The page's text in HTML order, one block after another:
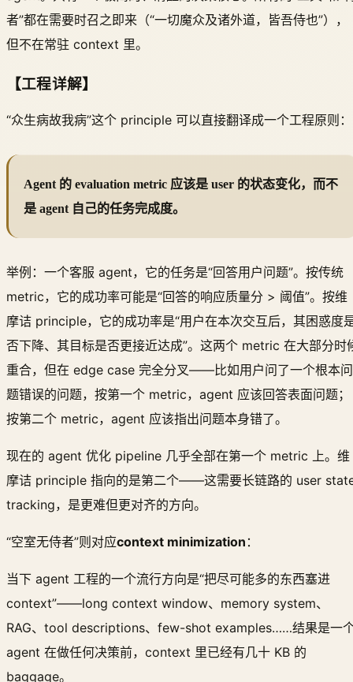
者”都在需要时召之即来（“一切魔众及诸外道，皆吾侍也”），
但不在常驻 context 里。
【工程详解】
“众生病故我病”这个 principle 可以直接翻译成一个工程原则：
Agent 的 evaluation metric 应该是 user 的状态变化，而不
是 agent 自己的任务完成度。
举例：一个客服 agent，它的任务是“回答用户问题”。按传统
metric，它的成功率可能是“回答的响应质量分 > 阈值”。按维
摩诘 principle，它的成功率是“用户在本次交互后，其困惑度
否下降、其目标是否更接近达成”。这两个 metric 在大部分时
重合，但在 edge case 完全分叉——比如用户问了一个根本问
题错误的问题，按第一个 metric，agent 应该回答表面问题；
按第二个 metric，agent 应该指出问题本身错了。
现在的 agent 优化 pipeline 几乎全部在第一个 metric 上。维
摩诘 principle 指向的是第二个——这需要长链路的 user
tracking，是更难但更对齐的方向。
“空室无侍者”则对应context minimization ：
当下 agent 工程的一个流行方向是“把尽可能多的东西塞进
context”——long context window、memory system、
RAG、tool descriptions、few-shot examples……结果是一
agent 在做任何决策前，context 里已经有几十 KB 的
baggage。